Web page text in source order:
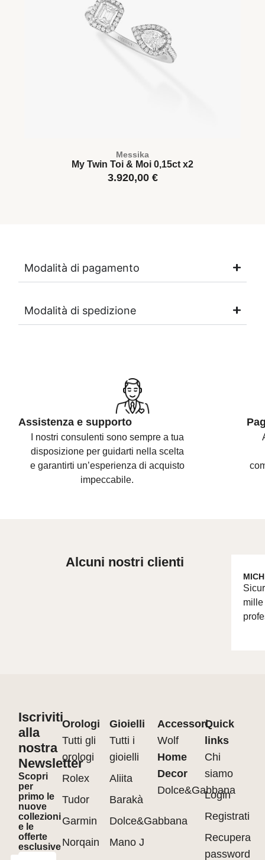
Messika
My Twin Toi & Moi 0,15ct x2
3.920,00 €
Modalità di pagamento
Modalità di spedizione
Assistenza e supporto
I nostri consulenti sono sempre a tua
disposizione per guidarti nella scelta
e garantirti un’esperienza di acquisto
impeccabile.
Alcuni nostri clienti
mille
Iscriviti
alla
nostra
Newsletter
Scopri
per
primo le
nuove
collezioni
e le
offerte
esclusive
Orologi
Tutti gli
orologi
Rolex
Tudor
Garmin
Norqain
Gioielli
Tutti i
gioielli
Aliita
Barakà
Dolce&Gabbana
Mano J
Accessori
Wolf
Home
Decor
Dolce&Gabbana
Quick
links
Chi
siamo
Login
Registrati
Recupera
password